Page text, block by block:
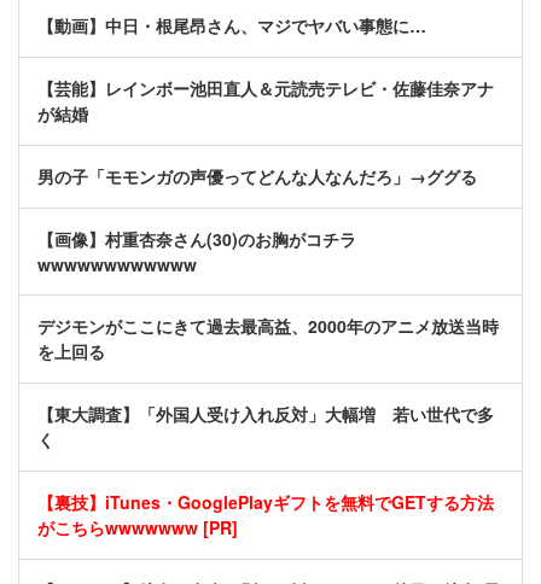
【動画】中日・根尾昂さん、マジでヤバい事態に…
【芸能】レインボー池田直人＆元読売テレビ・佐藤佳奈アナ
が結婚
男の子「モモンガの声優ってどんな人なんだろ」→ググる
【画像】村重杏奈さん(30)のお胸がコチラ
wwwwwwwwwwww
デジモンがここにきて過去最高益、2000年のアニメ放送当時
を上回る
【東大調査】「外国人受け入れ反対」大幅増 若い世代で多
く
【裏技】iTunes・GooglePlayギフトを無料でGETする方法
がこちらwwwwwww [PR]